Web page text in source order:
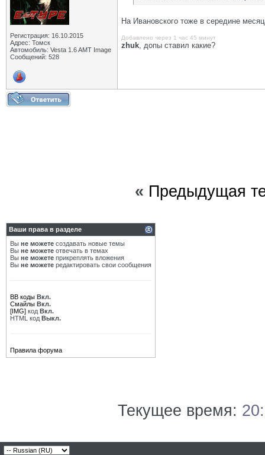
Регистрация: 16.10.2015
Адрес: Томск
Автомобиль: Vesta 1.6 AMT Image
Сообщений: 528
На Ивановского тоже в середине
Добавлено через 1 час 45 минут
zhuk, допы ставил какие?
« Предыдущая
Ваши права в разделе
Вы не можете создавать новые темы
Вы не можете отвечать в темах
Вы не можете прикреплять вложения
Вы не можете редактировать свои сообщения
BB коды Вкл.
Смайлы Вкл.
[IMG] код Вкл.
HTML код Выкл.
Правила форума
Текущее время: